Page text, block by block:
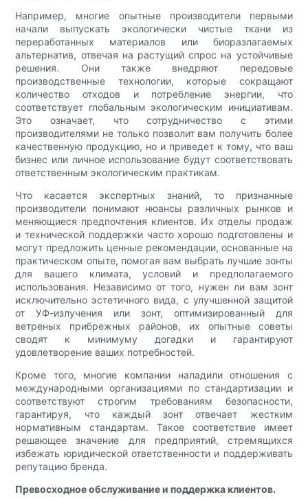
Например, многие опытные производители первыми
начали выпускать экологически чистые ткани из
переработанных материалов или биоразлагаемых
альтернатив, отвечая на растущий спрос на устойчивые
решения. Они также внедряют передовые
производственные технологии, которые сокращают
количество отходов и потребление энергии, что
соответствует глобальным экологическим инициативам.
Это означает, что сотрудничество с этими
производителями не только позволит вам получить более
качественную продукцию, но и приведет к тому, что ваш
бизнес или личное использование будут соответствовать
ответственным экологическим практикам.
Что касается экспертных знаний, то признанные
производители понимают нюансы различных рынков и
меняющиеся предпочтения клиентов. Их отделы продаж
и технической поддержки часто хорошо подготовлены и
могут предложить ценные рекомендации, основанные на
практическом опыте, помогая вам выбрать лучшие зонты
для вашего климата, условий и предполагаемого
использования. Независимо от того, нужен ли вам зонт
исключительно эстетичного вида, с улучшенной защитой
от УФ-излучения или зонт, оптимизированный для
ветреных прибрежных районов, их опытные советы
сводят к минимуму догадки и гарантируют
удовлетворение ваших потребностей.
Кроме того, многие компании наладили отношения с
международными организациями по стандартизации и
соответствуют строгим требованиям безопасности,
гарантируя, что каждый зонт отвечает жестким
нормативным стандартам. Такое соответствие имеет
решающее значение для предприятий, стремящихся
избежать юридической ответственности и поддерживать
репутацию бренда.
Превосходное обслуживание и поддержка клиентов.